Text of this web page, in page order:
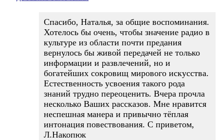
Спасибо, Наталья, за общие воспоминания.
Хотелось бы очень, чтобы значение радио в
культуре из области почти предания
вернулось бы живой передачей не только
информации и развлечений, но и
богатейших сокровищ мирового искусства.
Естественность усвоения такого рода
знаний трудно переоценить. Вчера прочла
несколько Ваших рассказов. Мне нравится
неспешная манера и привычно тёплая
интонация повествования. С приветом,
Л.Накопюк